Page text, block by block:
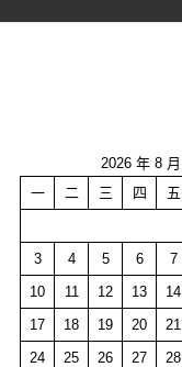
2026 年 8 月
一
二 三 四 五
3
4 5 6 7
10
11 12 13 14
17
18 19 20 21
24
25 26 27 28